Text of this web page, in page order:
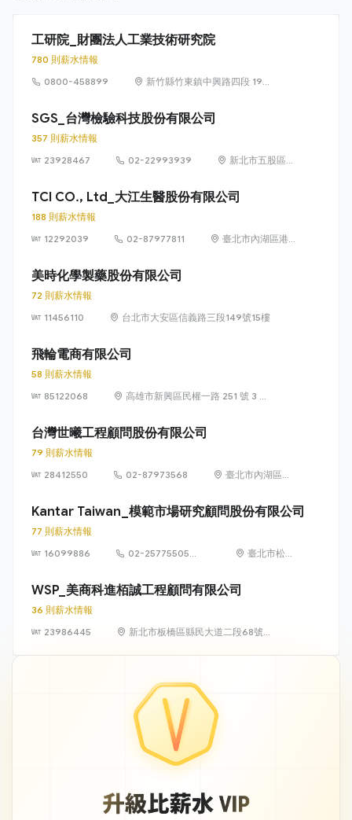
工研院_財團法人工業技術研究院
780 則薪水情報
0800-458899
新竹縣竹東鎮中興路四段 195
SGS_台灣檢驗科技股份有限公司
357 則薪水情報
23928467
02-22993939
新北市五股區五
（五股工業區）
TCI CO., Ltd_大江生醫股份有限公司
188 則薪水情報
12292039
02-87977811
臺北市內湖區港
美時化學製藥股份有限公司
72 則薪水情報
11456110
台北市大安區信義路三段149號15樓
飛輪電商有限公司
58 則薪水情報
85122068
高雄市新興區民權一路 251 號 3 樓
台灣世曦工程顧問股份有限公司
79 則薪水情報
28412550
02-87973568
臺北市內湖區湖
號
Kantar Taiwan_模範市場研究顧問股份有限公司
77 則薪水情報
16099886
02-25775505
臺北市松山
WSP_美商科進栢誠工程顧問有限公司
36 則薪水情報
23986445
新北市板橋區縣民大道二段68號